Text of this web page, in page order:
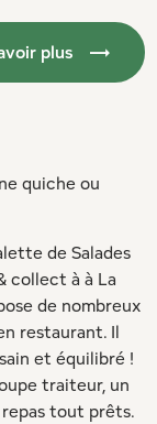
plus
quiche ou
de Salades
collect à à La
de nombreux
restaurant. Il
et équilibré !
traiteur, un
tout prêts.